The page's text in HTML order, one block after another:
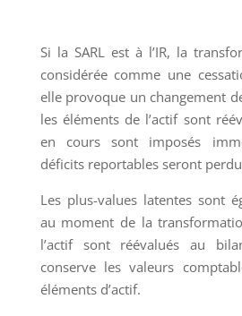
Si la SARL est à l’IR, la
considérée comme une
elle provoque un changement
les éléments de l’actif sont
en cours sont imposés
déficits reportables seront
Les plus-values latentes sont
au moment de la
l’actif sont réévalués au
conserve les valeurs
éléments d’actif.